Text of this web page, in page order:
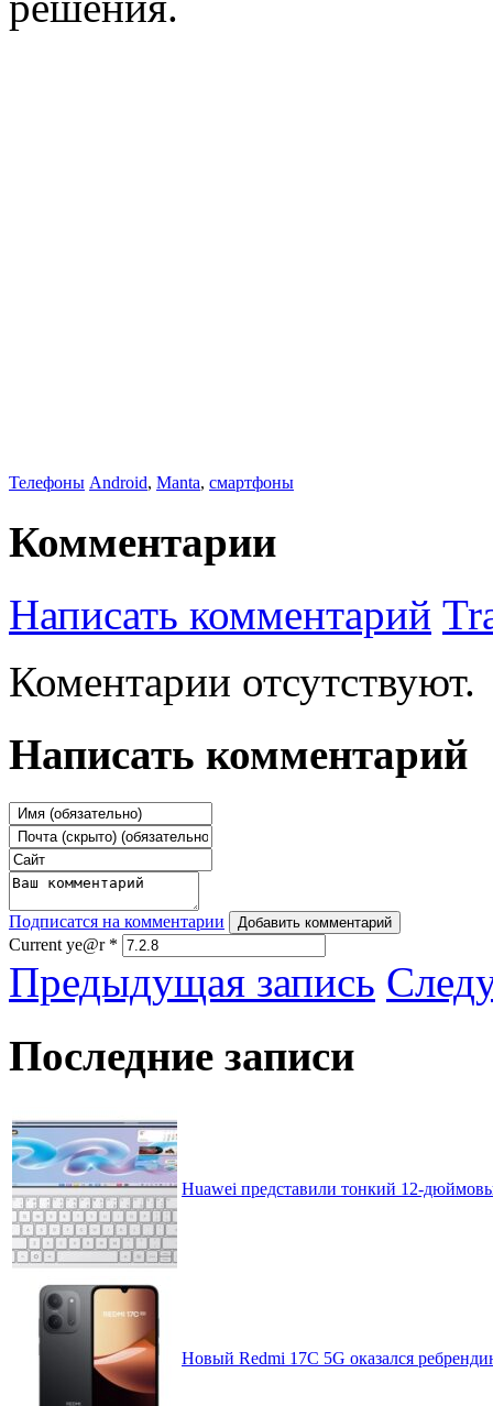
Телефоны Android, Manta, смартфоны
Комментарии
Написать комментарий
Коментарии отсутствуют.
Написать комментарий
Подписатся на комментарии Добавить комментарий
Current ye@r *
Предыдущая запись
Последние записи
Huawei представили тонкий 12-
Новый Redmi 17C 5G оказался